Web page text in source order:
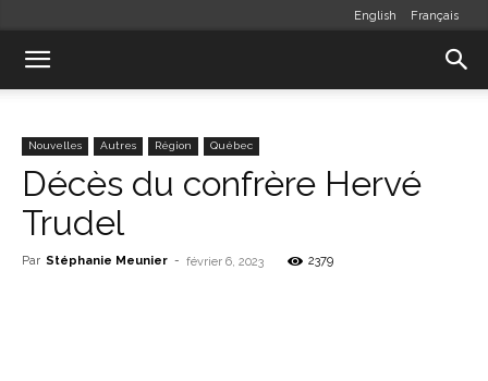
English Français
Nouvelles Autres Région Québec
Décès du confrère Hervé
Trudel
Par Stéphanie Meunier - février 6, 2023 2379